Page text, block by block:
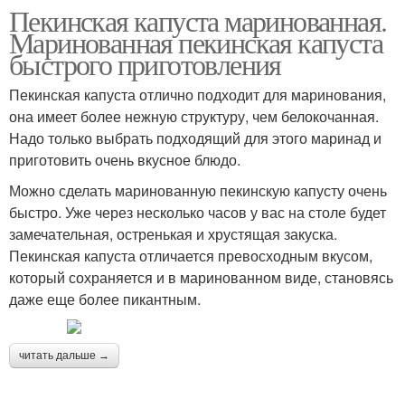
Пекинская капуста маринованная.
Маринованная пекинская капуста
быстрого приготовления
Пекинская капуста отлично подходит для маринования,
она имеет более нежную структуру, чем белокочанная.
Надо только выбрать подходящий для этого маринад и
приготовить очень вкусное блюдо.
Можно сделать маринованную пекинскую капусту очень
быстро. Уже через несколько часов у вас на столе будет
замечательная, остренькая и хрустящая закуска.
Пекинская капуста отличается превосходным вкусом,
который сохраняется и в маринованном виде, становясь
даже еще более пикантным.
читать дальше →